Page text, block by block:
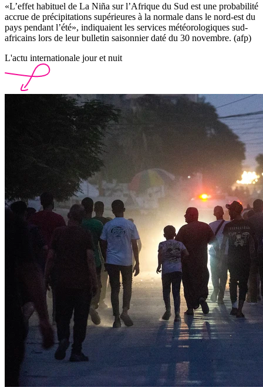
«L’effet habituel de La Niña sur l’Afrique du Sud est une probabilité
accrue de précipitations supérieures à la normale dans le nord-est du
pays pendant l’été», indiquaient les services météorologiques sud-
africains lors de leur bulletin saisonnier daté du 30 novembre. (afp)
L'actu internationale jour et nuit